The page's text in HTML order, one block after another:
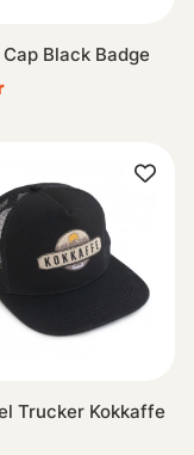
Black Badge
Trucker Kokkaffe